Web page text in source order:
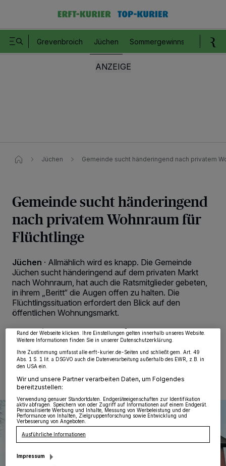
Grevenbroich Jüchen Sommergewinnspiel
Jüchen Gemeinde sucht händeringend nach privatem
Gemeinde sucht händeringend
nach privatem Wohnraum für
Flüchtlinge
Jüchen · Allmählich wird es knapp. Die Gemeinde
Jüchen sucht händeringend auf dem privaten Markt
nach Wohnraum, hat auch die Ratsmitglieder gebeten,
in ihrem „Beritt“ die Augen offen zu halten. Die
Flüchtlingssituation erfordert den Blick auf den
öffentlichen Wohnungsmarkt.
18.11.2014 , 08:32 Uhr 2 Minuten Lesezeit
Wir und unsere218 -Partner speichern und greifen auf personenbezogene Daten
wie Browserdaten oder eindeutige Kennungen auf Ihrem Gerät zu. Durch Auswahl
von OK aktivieren Sie Tracking-Technologien für die unter „Wir und unsere
Partner verarbeiten Daten, um Ihnen Dienste bereitzustellen“ aufgeführten
Zwecke. Wenn Tracker deaktiviert sind, sind manche Inhalte und Anzeigen
möglicherweise nicht mehr so relevant für Sie. Sie können dieses Menü jederzeit
wieder aufrufen, um Ihre Einstellungen zu ändern oder Ihre Einwilligung zu
Rand der Webseite klicken. Ihre Einstellungen gelten innerhalb unseres Website.
Weitere Informationen finden Sie in unserer Datenschutzerklärung.
Ihre Zustimmung umfasst alle erft-kurier.de-Seiten und schließt gem. Art. 49
Abs. 1 S. 1 lit. a DSGVO auch die Datenverarbeitung außerhalb des EWR, z.B. in
den USA ein.
Wir und unsere Partner verarbeiten Daten, um Folgendes
bereitzustellen:
Verwendung genauer Standortdaten. Endgeräteeigenschaften zur Identifikation
aktiv abfragen. Speichern von oder Zugriff auf Informationen auf einem Endgerät.
Personalisierte Werbung und Inhalte, Messung von Werbeleistung und der
Performance von Inhalten, Zielgruppenforschung sowie Entwicklung und
Verbesserung von Angeboten.
Ausführliche Informationen
Impressum